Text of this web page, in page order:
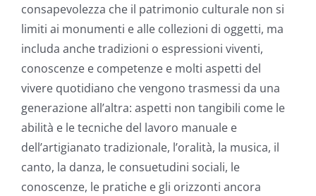
consapevolezza che il patrimonio culturale non si
limiti ai monumenti e alle collezioni di oggetti, ma
includa anche tradizioni o espressioni viventi,
conoscenze e competenze e molti aspetti del
vivere quotidiano che vengono trasmessi da una
generazione all’altra: aspetti non tangibili come le
abilità e le tecniche del lavoro manuale e
dell’artigianato tradizionale, l’oralità, la musica, il
canto, la danza, le consuetudini sociali, le
conoscenze, le pratiche e gli orizzonti ancora